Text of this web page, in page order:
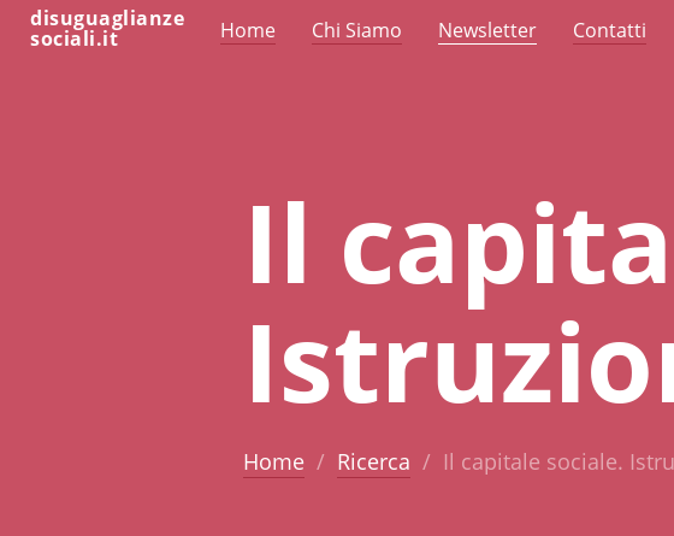
disuguaglianze
sociali.it Home Chi Siamo Newsletter Contatti
Il
Home Ricerca Il capitale sociale.